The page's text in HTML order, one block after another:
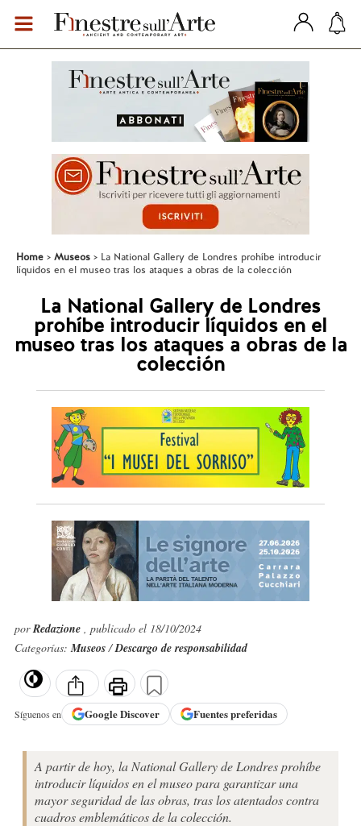
Home Museos
La National Gallery de Londres prohíbe introducir
líquidos en el museo tras los ataques a obras de la colección
La National Gallery de Londres
prohíbe introducir líquidos en el
museo tras los ataques a obras de la
colección
porRedazione , publicado el 18/10/2024
Categorías:Museos/Descargo de responsabilidad
Síguenos en GoogleDiscover Fuentes preferidas
A partir de hoy, la National Gallery de Londres prohíbe
introducir líquidos en el museo para garantizar una
mayor seguridad de las obras, tras los atentados contra
cuadros emblemáticos de la colección.